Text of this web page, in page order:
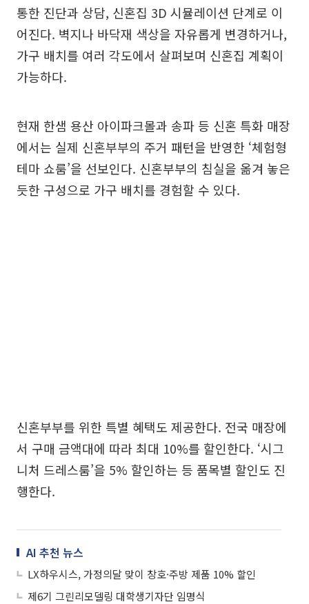
통한 진단과 상담, 신혼집 3D 시뮬레이션 단계로 이
어진다. 벽지나 바닥재 색상을 자유롭게 변경하거나,
가구 배치를 여러 각도에서 살펴보며 신혼집 계획이
가능하다.
현재 한샘 용산 아이파크몰과 송파 등 신혼 특화 매장
에서는 실제 신혼부부의 주거 패턴을 반영한 ‘체험형
테마 쇼룸’을 선보인다. 신혼부부의 침실을 옮겨 놓은
듯한 구성으로 가구 배치를 경험할 수 있다.
신혼부부를 위한 특별 혜택도 제공한다. 전국 매장에
서 구매 금액대에 따라 최대 10%를 할인한다. ‘시그
니처 드레스룸’을 5% 할인하는 등 품목별 할인도 진
행한다.
AI 추천 뉴스
LX하우시스, 가정의달 맞이 창호·주방 제품 10% 할인
제6기 그린리모델링 대학생기자단 임명식